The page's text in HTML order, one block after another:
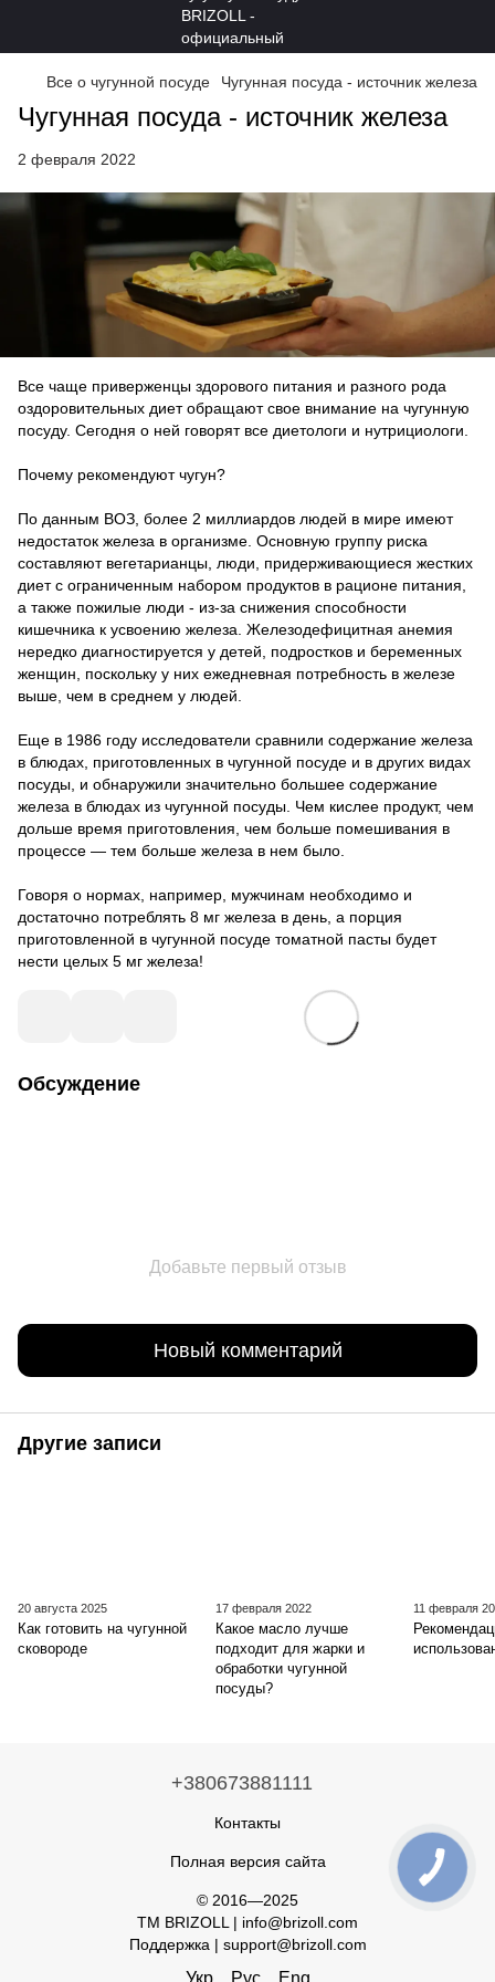
Все о чугунной посуде Чугунная посуда - источник железа
Чугунная посуда - источник железа
2 февраля 2022
Все чаще приверженцы здорового питания и разного рода
оздоровительных диет обращают свое внимание на чугунную
посуду. Сегодня о ней говорят все диетологи и нутрициологи.
Почему рекомендуют чугун?
По данным ВОЗ, более 2 миллиардов людей в мире имеют
недостаток железа в организме. Основную группу риска
составляют вегетарианцы, люди, придерживающиеся жестких
диет с ограниченным набором продуктов в рационе питания,
а также пожилые люди - из-за снижения способности
кишечника к усвоению железа. Железодефицитная анемия
нередко диагностируется у детей, подростков и беременных
женщин, поскольку у них ежедневная потребность в железе
выше, чем в среднем у людей.
Еще в 1986 году исследователи сравнили содержание железа
в блюдах, приготовленных в чугунной посуде и в других видах
посуды, и обнаружили значительно большее содержание
железа в блюдах из чугунной посуды. Чем кислее продукт, чем
дольше время приготовления, чем больше помешивания в
процессе — тем больше железа в нем было.
Говоря о нормах, например, мужчинам необходимо и
достаточно потреблять 8 мг железа в день, а порция
приготовленной в чугунной посуде томатной пасты будет
нести целых 5 мг железа!
Обсуждение
Добавьте первый отзыв
Новый комментарий
Другие записи
20 августа 2025
Как готовить на чугунной
сковороде
17 февраля 2022
Какое масло лучше
подходит для жарки и
обработки чугунной
посуды?
11 февраля
+380673881111
Контакты
Полная версия сайта
© 2016—2025
TM BRIZOLL | info@brizoll.com
Поддержка | support@brizoll.com
Укр Рус Eng